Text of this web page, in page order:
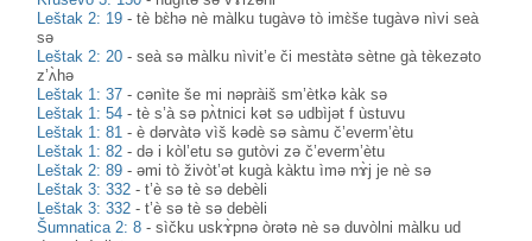
Leštak 2: 19 -tè bɛ̀hə nè màlku tugàvə tò imɛ̀še tugàvə nìvi seà
sə
Leštak 2: 20 -seà sə màlku nìvit’e či mestàtə sètne gà tèkezəto
z’ʌ̀hə
Leštak 1: 37 -cənìte še mi nəpràiš sm’ètkə kàk sə
Leštak 1: 54 -tè s’à sə pʌ̀tnici kət sə udbìjət f ùstuvu
Leštak 1: 81 -è dərvàtə vìš kədè sə sàmu č’everm’ètu
Leštak 1: 82 -də i kòl’etu sə gutòvi zə č’everm’ètu
Leštak 2: 89 -əmi tò živòt’ət kugà kàktu ìmə nɤ̀j je nè sə
Leštak 3: 332 -t’è sə tè sə debèli
Leštak 3: 332 -t’è sə tè sə debèli
Šumnatica 2: 8 -sìčku uskɤ̀pnə òrətə nè sə duvòlni màlku ud